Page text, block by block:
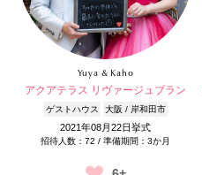
Yuya & Kaho
アクアテラス リヴァージュブラン
ゲストハウス 大阪 / 岸和田市
2021年08月22日挙式
招待人数：72 / 準備期間：3か月